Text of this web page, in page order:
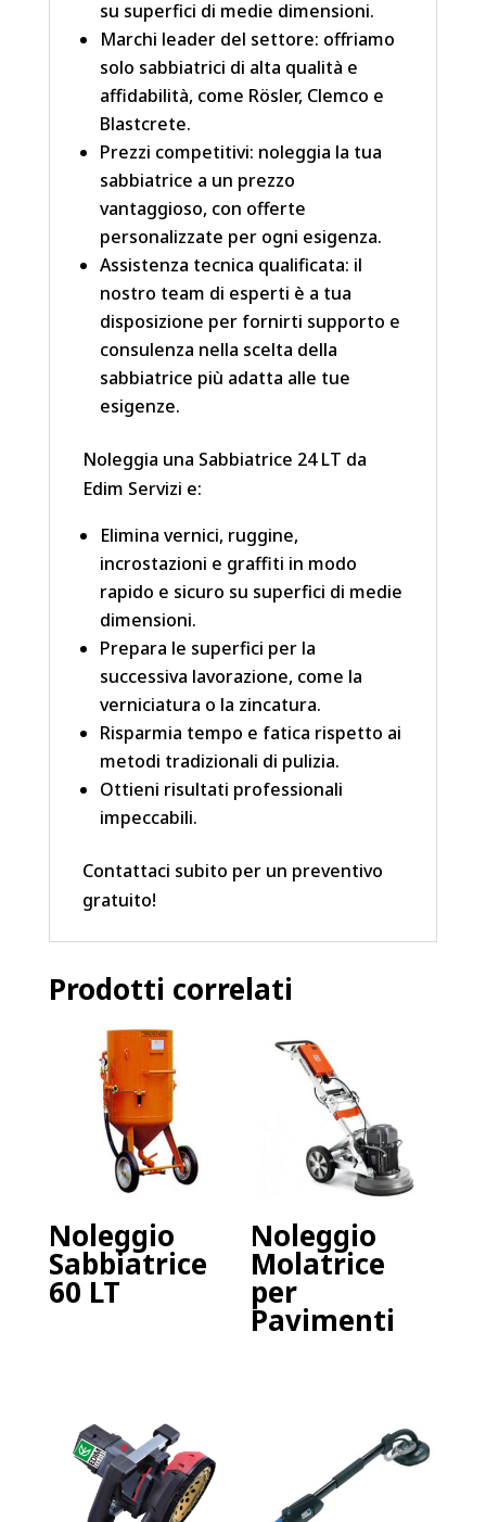
su superfici di medie dimensioni.
Marchi leader del settore: offriamo
solo sabbiatrici di alta qualità e
affidabilità, come Rösler, Clemco e
Blastcrete.
Prezzi competitivi: noleggia la tua
sabbiatrice a un prezzo
vantaggioso, con offerte
personalizzate per ogni esigenza.
Assistenza tecnica qualificata: il
nostro team di esperti è a tua
disposizione per fornirti supporto e
consulenza nella scelta della
sabbiatrice più adatta alle tue
esigenze.
Noleggia una Sabbiatrice 24 LT da
Edim Servizi e:
Elimina vernici, ruggine,
incrostazioni e graffiti in modo
rapido e sicuro su superfici di medie
dimensioni.
Prepara le superfici per la
successiva lavorazione, come la
verniciatura o la zincatura.
Risparmia tempo e fatica rispetto ai
metodi tradizionali di pulizia.
Ottieni risultati professionali
impeccabili.
Contattaci subito per un preventivo
gratuito!
Prodotti correlati
Noleggio
Sabbiatrice
60 LT
Noleggio
Molatrice
per
Pavimenti